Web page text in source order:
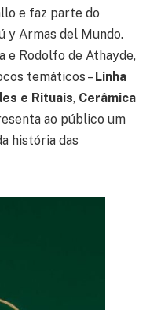
e faz parte do
y Armas del Mundo.
e Rodolfo de Athayde,
temáticos – Linha
e Rituais, Cerâmica
ao público um
história das